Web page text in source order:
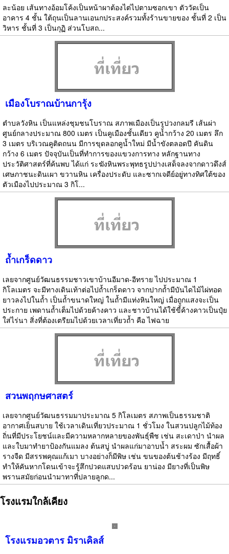
ละน้อย เส้นทางอ้อมโค้งเป็นหน้าผาต้องไต่ไปตามซอกเขา ตัววัดเป็น
อาคาร 4 ชั้น ใต้ถุนเป็นลานเอนกประสงค์รวมทั้งร้านขายของ ชั้นที่ 2 เป็น
วิหาร ชั้นที่ 3 เป็นกุฏิ ส่วนโบสถ...
เมืองโบราณบ้านการุ้ง
ตำบลวังหิน เป็นแหล่งชุมชนโบราณ สภาพเมืองเป็นรูปวงกลมรี เส้นผ่า
ศูนย์กลางประมาณ 800 เมตร เป็นคูเมืองชั้นเดียว คูน้ำกว้าง 20 เมตร ลึก
3 เมตร บริเวณคูติดถนน มีการขุดลอกคูน้ำใหม่ มีน้ำขังตลอดปี คันดิน
กว้าง 6 เมตร ปัจจุบันเป็นที่ทำการของแขวงการทาง หลักฐานทาง
ประวัติศาสตร์ที่ค้นพบ ได้แก่ ระฆังหินพระพุทธรูปปางเสด็จลงจากดาวดึงส์
เศษภาชนะดินเผา ขวานหิน เครื่องประดับ และซากเจดีย์อยู่ทางทิศใต้ของ
ตัวเมืองไปประมาณ 3 กิโ...
ถ้ำเกร็ดดาว
เลยจากศูนย์วัฒนธรรมชาวเขาบ้านอีมาด-อีทราย ไปประมาณ 1
กิโลเมตร จะมีทางเดินเท้าต่อไปถ้ำเกร็ดดาว จากปากถ้ำมีบันไดไม้ไผ่ทอด
ยาวลงไปในถ้ำ เป็นถ้ำขนาดใหญ่ ในถ้ำมีแท่งหินใหญ่ เมื่อถูกแสงจะเป็น
ประกาย เพดานถ้ำเต็มไปด้วยค้างคาว และชาวบ้านได้ใช้ขี้ค้างคาวเป็นปุ๋ย
ใส่ไร่นา สิ่งที่ต้องเตรียมไปด้วยเวลาเที่ยวถ้ำ คือ ไฟฉาย
สวนพฤกษศาสตร์
เลยจากศูนย์วัฒนธรรมมาประมาณ 5 กิโลเมตร สภาพเป็นธรรมชาติ
อากาศเย็นสบาย ใช้เวลาเดินเที่ยวประมาณ 1 ชั่วโมง ในสวนปลูกไม้ท้อง
ถิ่นที่มีประโยชน์และมีความหลากหลายของพันธุ์พืช เช่น สะเดาป่า นำผล
และใบมาทำยาป้องกันแมลง ต้นสบู่ นำผลแก่มาอาบน้ำ สระผม ซักเสื้อผ้า
รางจืด มีสรรพคุณแก้เมา บางอย่างก็มีพิษ เช่น ขนของต้นช้างร้อง มีฤทธิ์
ทำให้คันหากโดนเข้าจะรู้สึกปวดแสบปวดร้อน ยาน่อง มียางที่เป็นพิษ
พรานสมัยก่อนนำมาทาที่ปลายลูกด...
โรงแรมใกล้เคียง
โรงแรมอวตาร มิราเคิลส์